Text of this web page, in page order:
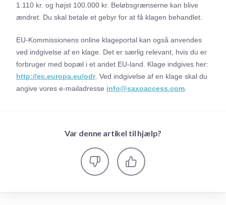
1.110 kr. og højst 100.000 kr. Beløbsgrænserne kan blive
ændret. Du skal betale et gebyr for at få klagen behandlet.
EU-Kommissionens online klageportal kan også anvendes
ved indgivelse af en klage. Det er særlig relevant, hvis du er
forbruger med bopæl i et andet EU-land. Klage indgives her:
http://ec.europa.eu/odr. Ved indgivelse af en klage skal du
angive vores e-mailadresse info@saxoaccess.com
Var denne artikel til hjælp?